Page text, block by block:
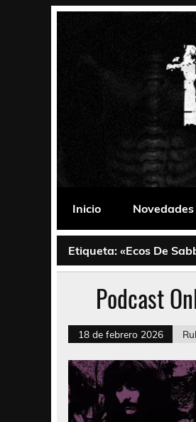
La
Inicio
Novedades
Etiqueta: «Ecos De
Podcast
18 de febrero 2026